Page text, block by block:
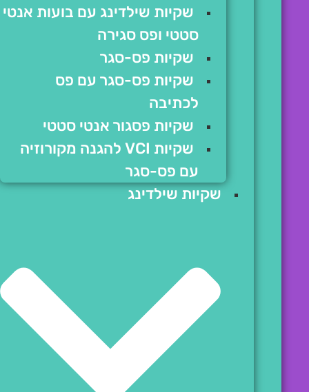
שקיות שילדינג עם בועות אנטי
סטטי ופס סגירה
שקיות פס-סגר
שקיות פס-סגר עם פס
לכתיבה
שקיות פסגור אנטי סטטי
שקיות VCI להגנה מקורוזיה
עם פס-סגר
שקיות שילדינג